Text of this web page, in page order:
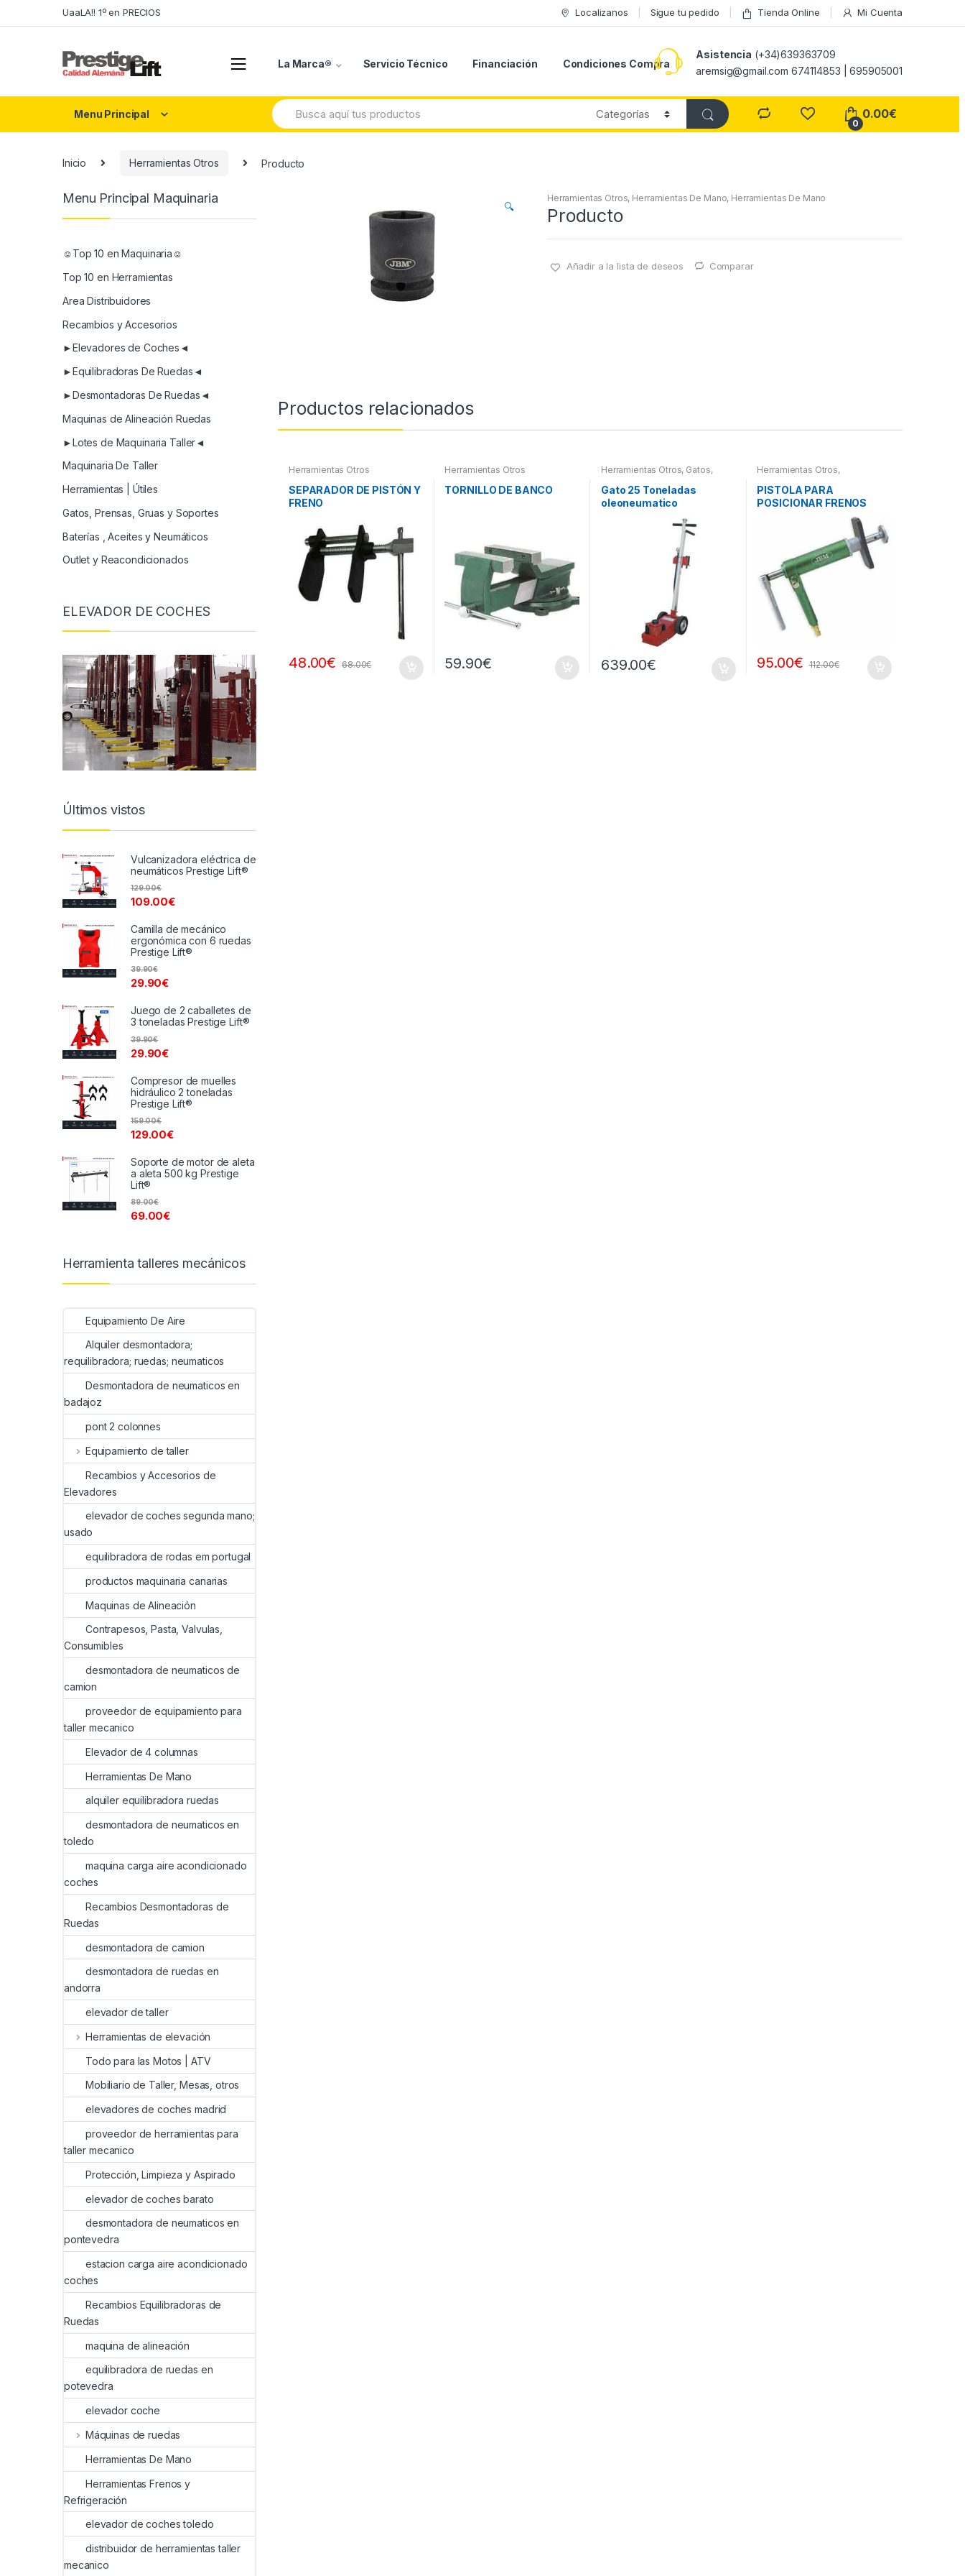
to
to
UaaLA!! 1º en PRECIOS Localizanos Sigue tu pedido Tienda Online Mi Cuenta
La Marca® Servicio Técnico Financiación Condiciones Compra
Asistencia (+34)639363709
aremsig@gmail.com 674114853 | 695905001
Menu Principal
Search
for:
0
0.00€
Inicio Herramientas Otros Producto
🔍
Herramientas Otros, Herramientas De Mano, Herramientas De Mano
Producto
Añadir a la lista de deseos Comparar
Productos relacionados
Herramientas Otros
SEPARADOR DE PISTÓN Y
FRENO
48.00€ 68.00€
Herramientas Otros
TORNILLO DE BANCO
59.90€
Herramientas Otros, Gatos,
Gato 25 Toneladas
oleoneumatico
639.00€
Herramientas Otros,
Refrigeración
PISTOLA PARA
POSICIONAR FRENOS
95.00€ 112.00€
Menu Principal Maquinaria
☺Top 10 en Maquinaria☺
Top 10 en Herramientas
Area Distribuidores
Recambios y Accesorios
►Elevadores de Coches◄
►Equilibradoras De Ruedas◄
►Desmontadoras De Ruedas◄
Maquinas de Alineación Ruedas
►Lotes de Maquinaria Taller◄
Maquinaria De Taller
Herramientas | Útiles
Gatos, Prensas, Gruas y Soportes
Baterías , Aceites y Neumáticos
Outlet y Reacondicionados
ELEVADOR DE COCHES
Últimos vistos
Vulcanizadora eléctrica de
neumáticos Prestige Lift®
109.00€
129.00€
Camilla de mecánico
ergonómica con 6 ruedas
Prestige Lift®
29.90€
39.90€
Juego de 2 caballetes de
3 toneladas Prestige Lift®
29.90€
39.90€
Compresor de muelles
hidráulico 2 toneladas
Prestige Lift®
129.00€
159.00€
Soporte de motor de aleta
a aleta 500 kg Prestige
Lift®
69.00€
89.00€
Herramienta talleres mecánicos
Equipamiento De Aire
Alquiler desmontadora;
requilibradora; ruedas; neumaticos
Desmontadora de neumaticos en
badajoz
pont 2 colonnes
Equipamiento de taller
Recambios y Accesorios de
Elevadores
elevador de coches segunda mano;
usado
equilibradora de rodas em portugal
productos maquinaria canarias
Maquinas de Alineación
Contrapesos, Pasta, Valvulas,
Consumibles
desmontadora de neumaticos de
camion
proveedor de equipamiento para
taller mecanico
Elevador de 4 columnas
Herramientas De Mano
alquiler equilibradora ruedas
desmontadora de neumaticos en
toledo
maquina carga aire acondicionado
coches
Recambios Desmontadoras de
Ruedas
desmontadora de camion
desmontadora de ruedas en
andorra
elevador de taller
Herramientas de elevación
Todo para las Motos | ATV
Mobiliario de Taller, Mesas, otros
elevadores de coches madrid
proveedor de herramientas para
taller mecanico
Protección, Limpieza y Aspirado
elevador de coches barato
desmontadora de neumaticos en
pontevedra
estacion carga aire acondicionado
coches
Recambios Equilibradoras de
Ruedas
maquina de alineación
equilibradora de ruedas en
potevedra
elevador coche
Máquinas de ruedas
Herramientas De Mano
Herramientas Frenos y
Refrigeración
elevador de coches toledo
distribuidor de herramientas taller
mecanico